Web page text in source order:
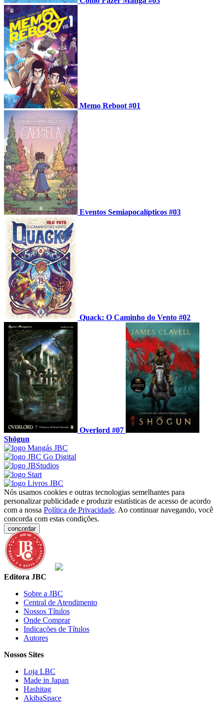
Memo Reboot #01
Eventos Semiapocalípticos #03
Quack: O Caminho do Vento #02
Overlord #07
Shōgun
Nós usamos cookies e outras tecnologias semelhantes para
personalizar publicidade e produzir estatísticas de acesso de acordo
com a nossa Política de Privacidade. Ao continuar navegando, você
concorda com estas condições.
concordar
Editora JBC
Sobre a JBC
Central de Atendimento
Nossos Títulos
Onde Comprar
Indicações de Títulos
Autores
Nossos Sites
Loja LBC
Made in Japan
Hashitag
AkibaSpace